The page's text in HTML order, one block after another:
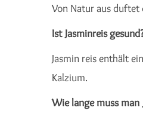
Von Natur aus duftet
Ist Jasminreis
Jasmin reis enthält
Kalzium.
Wie lange muss man